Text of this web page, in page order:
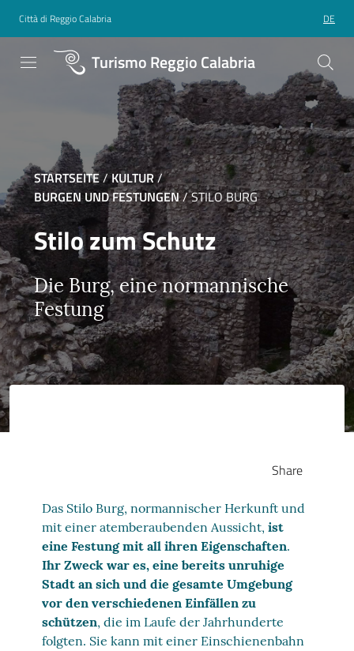
Città di Reggio Calabria DE
Turismo Reggio Calabria
STARTSEITE/KULTUR/
BURGEN UND FESTUNGEN/STILO BURG
Stilo zum Schutz
Die Burg, eine normannische
Festung
Share
Das Stilo Burg, normannischer Herkunft und
mit einer atemberaubenden Aussicht, ist
eine Festung mit all ihren Eigenschaften.
Ihr Zweck war es, eine bereits unruhige
Stadt an sich und die gesamte Umgebung
vor den verschiedenen Einfällen zu
schützen, die im Laufe der Jahrhunderte
folgten. Sie kann mit einer Einschienenbahn